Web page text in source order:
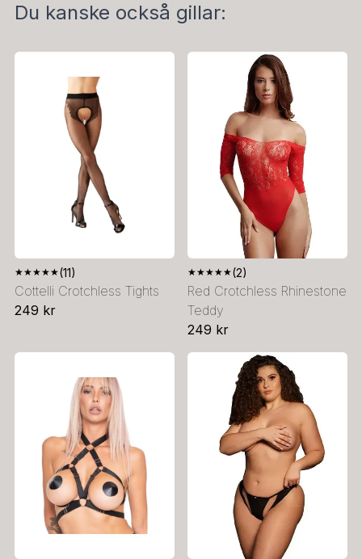
Du kanske också gillar:
★★★★★(11)
Cottelli Crotchless Tights
249 kr
★★★★★(2)
Red Crotchless Rhinestone
Teddy
249 kr